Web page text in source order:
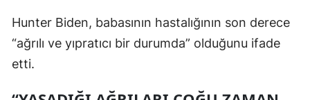
Hunter Biden, babasının hastalığının son derece
“ağrılı ve yıpratıcı bir durumda” olduğunu ifade
etti.